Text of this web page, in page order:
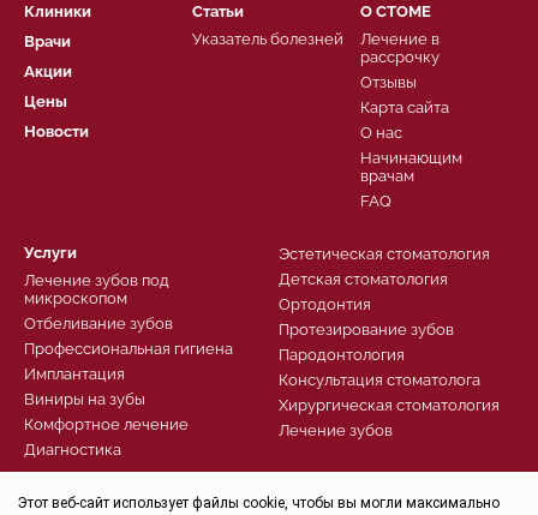
Клиники
Врачи
Акции
Цены
Новости
Услуги
Лечение зубов под
микроскопом
Отбеливание зубов
Профессиональная гигиена
Имплантация
Виниры на зубы
Комфортное лечение
Диагностика
Эстетическая стоматология
Детская стоматология
Ортодонтия
Протезирование зубов
Пародонтология
Консультация стоматолога
Хирургическая стоматология
Лечение зубов
О СТОМЕ
Лечение в
рассрочку
Отзывы
Карта сайта
О нас
Начинающим
врачам
FAQ
Статьи
Указатель болезней
Записаться
Этот веб-сайт использует файлы cookie, чтобы вы могли максимально